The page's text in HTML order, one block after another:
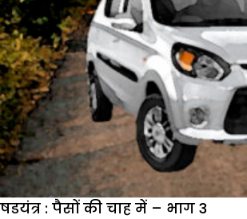
षडयंत्र : पैसों की चाह में – भाग 3